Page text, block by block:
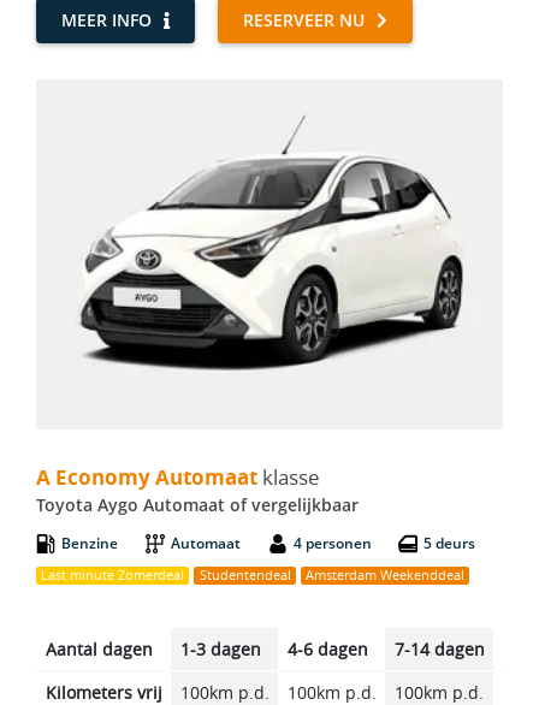
MEER INFO RESERVEER NU
A Economy Automaat klasse
Toyota Aygo Automaat of vergelijkbaar
Benzine Automaat 4 personen 5 deurs
Last minute Zomerdeal Studentendeal Amsterdam Weekenddeal
Aantal dagen 1-3 dagen 4-6 dagen 7-14 dagen
Kilometers vrij
100km p.d. 100km p.d. 100km p.d.